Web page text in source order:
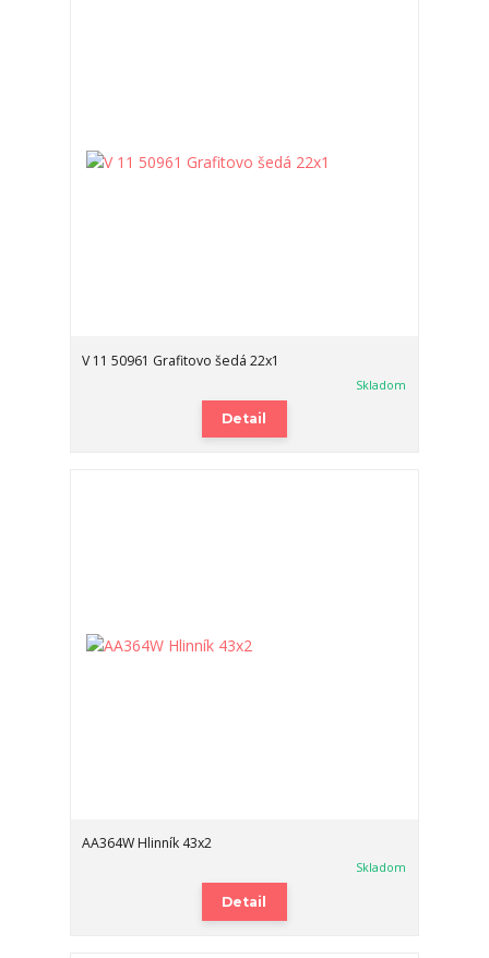
V 11 50961 Grafitovo šedá 22x1
Skladom
Detail
AA364W Hlinník 43x2
Skladom
Detail